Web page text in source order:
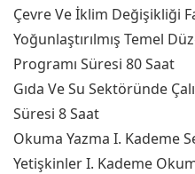
Çevre Ve İklim Değişikliği
Yoğunlaştırılmış Temel
Programı Süresi 80 Saat
Gıda Ve Su Sektöründe
Süresi 8 Saat
Okuma Yazma I. Kademe
Yetişkinler I. Kademe